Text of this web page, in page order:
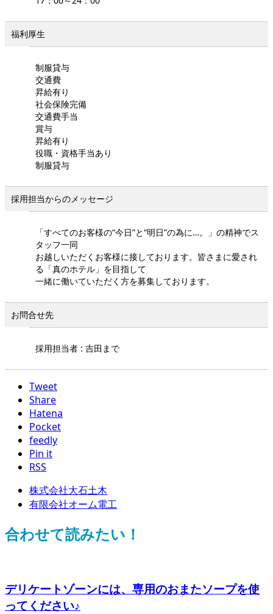
福利厚生
制服貸与
交通費
昇給有り
社会保険完備
交通費手当
賞与
昇給有り
役職・資格手当あり
制服貸与
採用担当からのメッセージ
「すべてのお客様の“今日”と“明日”の為に…。」の精神でス
タッフ一同
お越しいただくお客様に接しております。皆さまに愛され
る「真のホテル」を目指して
一緒に働いていただく方を募集しております。
お問合せ先
採用担当者 : 吉田まで
Tweet
Share
Hatena
Pocket
feedly
Pin it
RSS
株式会社大石土木
有限会社オーム電工
合わせて読みたい！
デリケートゾーンには、専用のおまたソープを使
ってください♪